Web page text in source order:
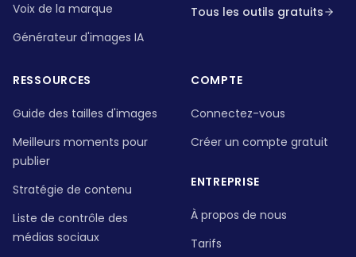
Voix de la marque
Générateur d'images IA
Tous les outils gratuits
RESSOURCES
Guide des tailles d'images
Meilleurs moments pour
publier
Stratégie de contenu
Liste de contrôle des
médias sociaux
COMPTE
Connectez-vous
Créer un compte gratuit
ENTREPRISE
À propos de nous
Tarifs